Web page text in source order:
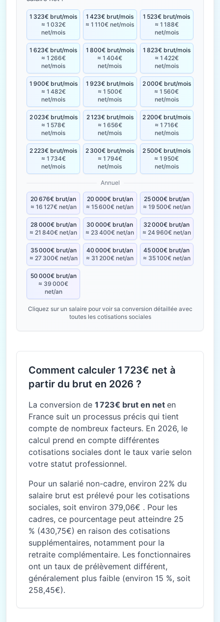
1 323€ brut/mois
≈ 1 032€
net/mois
1 423€ brut/mois
≈ 1 110€ net/mois
1 523€ brut/mois
≈ 1 188€
net/mois
1 623€ brut/mois
≈ 1 266€
net/mois
1 800€ brut/mois
≈ 1 404€
net/mois
1 823€ brut/mois
≈ 1 422€
net/mois
1 900€ brut/mois
≈ 1 482€
net/mois
1 923€ brut/mois
≈ 1 500€
net/mois
2 000€ brut/mois
≈ 1 560€
net/mois
2 023€ brut/mois
≈ 1 578€
net/mois
2 123€ brut/mois
≈ 1 656€
net/mois
2 200€ brut/mois
≈ 1 716€
net/mois
2 223€ brut/mois
≈ 1 734€
net/mois
2 300€ brut/mois
≈ 1 794€
net/mois
2 500€ brut/mois
≈ 1 950€
net/mois
Annuel
20 676€ brut/an
≈ 16 127€ net/an
20 000€ brut/an
≈ 15 600€ net/an
25 000€ brut/an
≈ 19 500€ net/an
28 000€ brut/an
≈ 21 840€ net/an
30 000€ brut/an
≈ 23 400€ net/an
32 000€ brut/an
≈ 24 960€ net/an
35 000€ brut/an
≈ 27 300€ net/an
40 000€ brut/an
≈ 31 200€ net/an
45 000€ brut/an
≈ 35 100€ net/an
50 000€ brut/an
≈ 39 000€
net/an
Cliquez sur un salaire pour voir sa conversion détaillée avec
toutes les cotisations sociales
Comment calculer 1 723€ net à
partir du brut en 2026 ?
La conversion de 1 723€ brut en net en
France suit un processus précis qui tient
compte de nombreux facteurs. En 2026, le
calcul prend en compte différentes
cotisations sociales dont le taux varie selon
votre statut professionnel.
Pour un salarié non-cadre, environ 22% du
salaire brut est prélevé pour les cotisations
sociales, soit environ 379,06€ . Pour les
cadres, ce pourcentage peut atteindre 25
% (430,75€) en raison des cotisations
supplémentaires, notamment pour la
retraite complémentaire. Les fonctionnaires
ont un taux de prélèvement différent,
généralement plus faible (environ 15 %, soit
258,45€).